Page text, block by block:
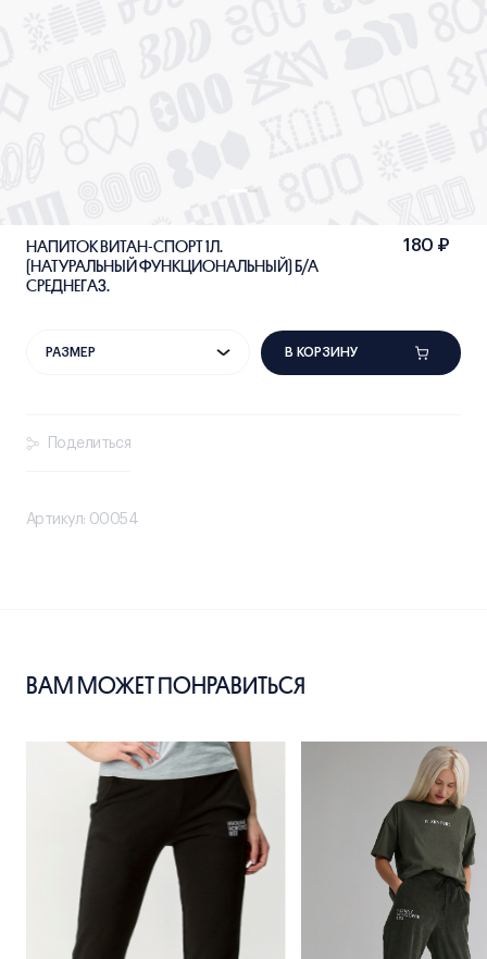
НАПИТОК ВИТАН-СПОРТ 1Л.
(НАТУРАЛЬНЫЙ ФУНКЦИОНАЛЬНЫЙ) Б/А
СРЕДНЕГАЗ.
180 ₽
РАЗМЕР В КОРЗИНУ
Поделиться
Артикул: 00054
ВАМ МОЖЕТ ПОНРАВИТЬСЯ